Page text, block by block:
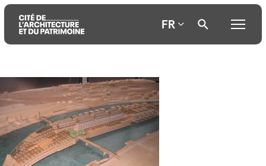
Aller
au
contenu
principal
Aller
au
menu
principal
Aller
à
la
recherche
FR